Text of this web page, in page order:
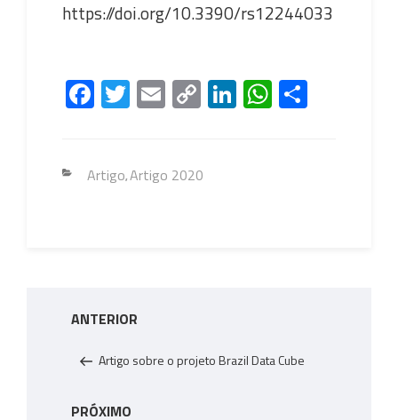
https://doi.org/10.3390/rs12244033
Fa
ce
o
T
wi
er
E
m
C
o
Li
Li
nk
W
h
Categorias
Artigo,Artigo 2020
Post
ANTERIOR
Artigo sobre o projeto Brazil Data Cube
Próximo
PRÓXIMO